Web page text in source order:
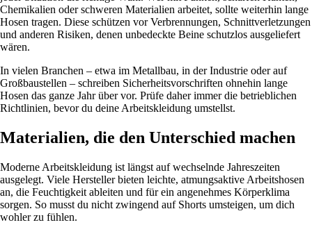
Chemikalien oder schweren Materialien arbeitet, sollte weiterhin lange
Hosen tragen. Diese schützen vor Verbrennungen, Schnittverletzungen
und anderen Risiken, denen unbedeckte Beine schutzlos ausgeliefert
wären.
In vielen Branchen – etwa im Metallbau, in der Industrie oder auf
Großbaustellen – schreiben Sicherheitsvorschriften ohnehin lange
Hosen das ganze Jahr über vor. Prüfe daher immer die betrieblichen
Richtlinien, bevor du deine Arbeitskleidung umstellst.
Materialien, die den Unterschied machen
Moderne Arbeitskleidung ist längst auf wechselnde Jahreszeiten
ausgelegt. Viele Hersteller bieten leichte, atmungsaktive Arbeitshosen
an, die Feuchtigkeit ableiten und für ein angenehmes Körperklima
sorgen. So musst du nicht zwingend auf Shorts umsteigen, um dich
wohler zu fühlen.